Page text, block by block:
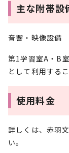
主な附帯設
音響・映像設備
第1学習室A・B
として利用する
使用料金
詳しくは、赤羽
い。